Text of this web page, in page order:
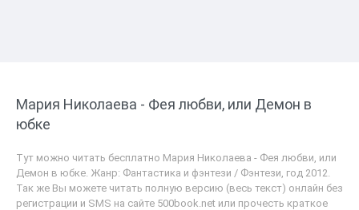
Мария Николаева - Фея любви, или Демон в
юбке
Тут можно читать бесплатно Мария Николаева - Фея любви, или
Демон в юбке. Жанр: Фантастика и фэнтези / Фэнтези, год 2012.
Так же Вы можете читать полную версию (весь текст) онлайн без
регистрации и SMS на сайте 500book.net или прочесть краткое